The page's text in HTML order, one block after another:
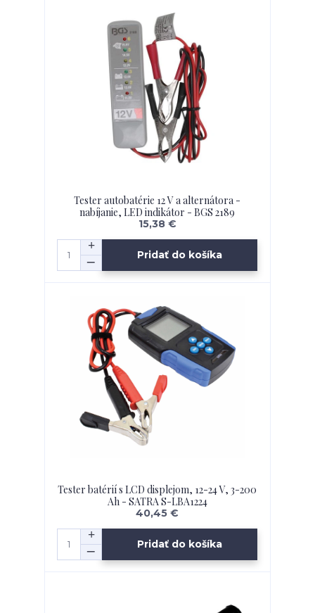
Tester autobatérie 12 V a alternátora -
nabíjanie, LED indikátor - BGS 2189
15,38 €
Pridať do košíka
Tester batérií s LCD displejom, 12-24 V, 3-200
Ah - SATRA S-LBA1224
40,45 €
Pridať do košíka